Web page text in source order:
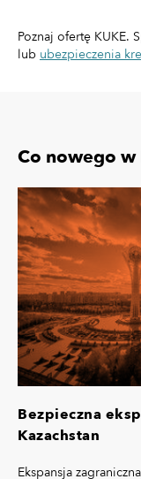
Poznaj ofertę KUKE.
lub ubezpieczenia
Co nowego w
Bezpieczna
Kazachstan
Ekspansja